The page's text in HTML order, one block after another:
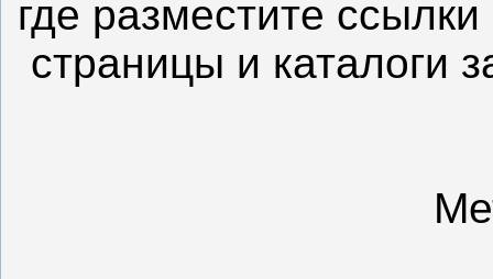
где разместите
страницы и каталоги